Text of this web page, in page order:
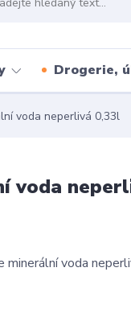
Drogerie,
voda neperlivá 0,33l
voda